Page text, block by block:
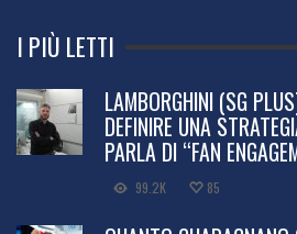
I PIÙ LETTI
LAMBORGHINI (SG
DEFINIRE UNA
PARLA DI “FAN
99.2K 85